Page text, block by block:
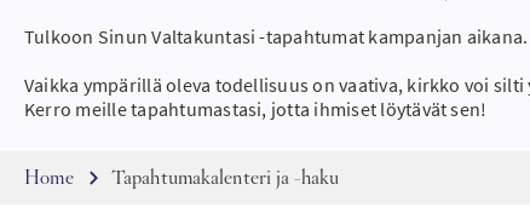
Tulkoon Sinun Valtakuntasi -tapahtumat kampanjan aikana.
Vaikka ympärillä oleva todellisuus on vaativa, kirkko voi
Kerro meille tapahtumastasi, jotta ihmiset löytävät sen!
Breadcrumb
Home Tapahtumakalenteri ja -haku